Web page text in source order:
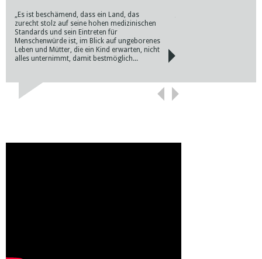
„Es ist beschämend, dass ein Land, das
zurecht stolz auf seine hohen medizinischen
Standards und sein Eintreten für
Menschenwürde ist, im Blick auf ungeborenes
Leben und Mütter, die ein Kind erwarten, nicht
alles unternimmt, damit bestmöglich...